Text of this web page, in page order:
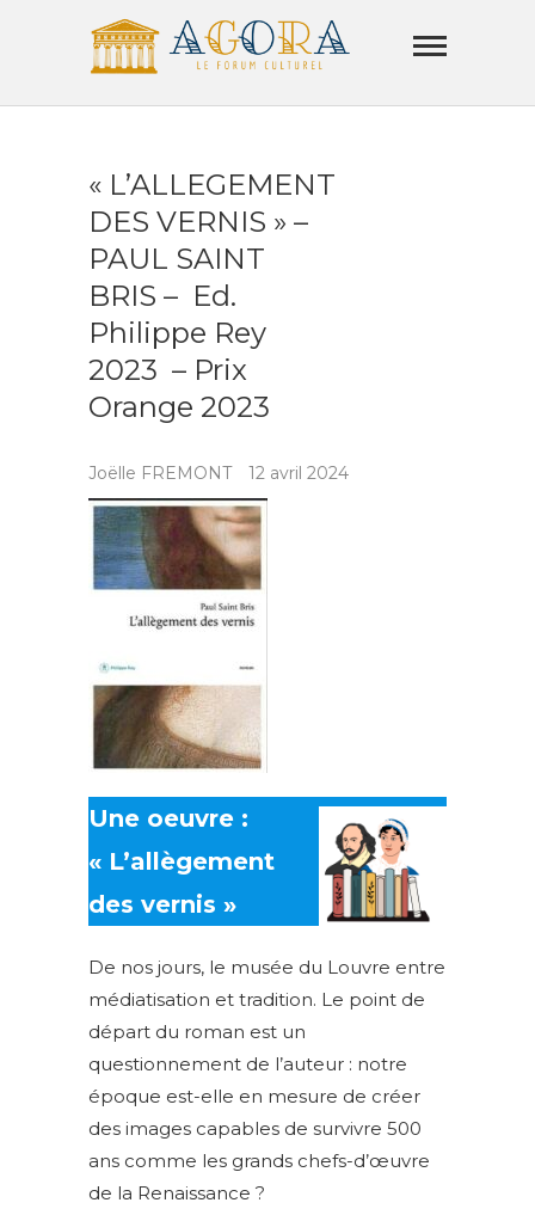
Agora
LE FORUM CULTUREL
« L’ALLEGEMENT
DES VERNIS » –
PAUL SAINT
BRIS – Ed.
Philippe Rey
2023 – Prix
Orange 2023
Joëlle FREMONT 12 avril 2024
Une oeuvre :
« L’allègement
des vernis »
De nos jours, le musée du Louvre entre
médiatisation et tradition. Le point de
départ du roman est un
questionnement de l’auteur : notre
époque est-elle en mesure de créer
des images capables de survivre 500
ans comme les grands chefs-d’œuvre
de la Renaissance ?